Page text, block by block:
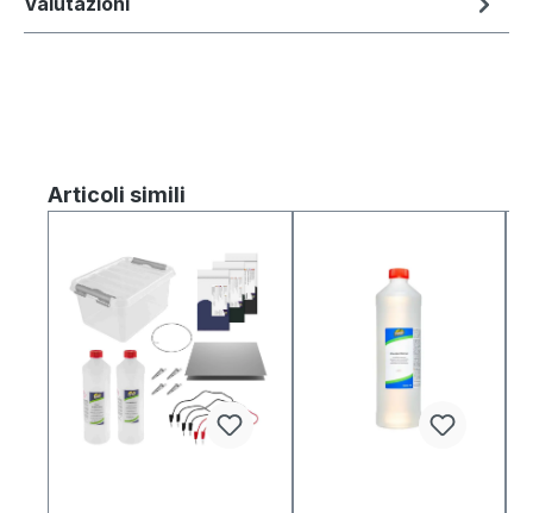
Salta la galleria dei prodotti
Articoli simili